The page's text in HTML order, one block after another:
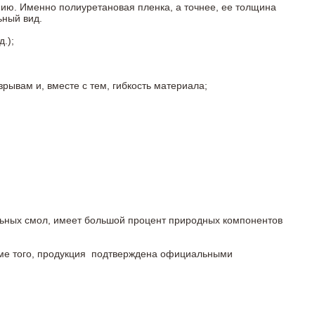
Именно полиуретановая пленка, а точнее, ее толщина
вид.
и, вместе с тем, гибкость материала;
смол, имеет большой процент природных компонентов
того, продукция подтверждена официальными